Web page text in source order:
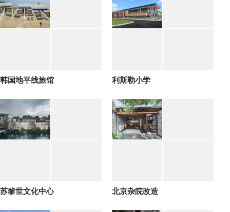
韩国地平线旅馆 利斯勒小学
苏黎世文化中心 北京杂院改造